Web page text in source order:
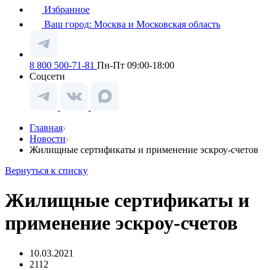
Избранное
Ваш город: Москва и Московская область
8 800 500-71-81 Пн-Пт 09:00-18:00
Соцсети
Главная
Новости
Жилищные сертификаты и применение эскроу-счетов
Вернуться к списку
Жилищные сертификаты и
применение эскроу-счетов
10.03.2021
2112